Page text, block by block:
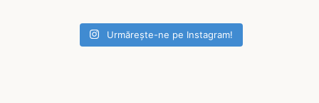
Urmărește-ne pe Instagram!